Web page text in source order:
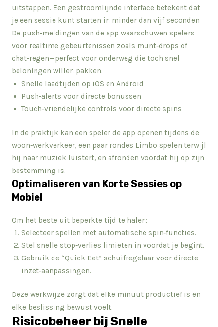
uitstappen. Een gestroomlijnde interface betekent dat
je een sessie kunt starten in minder dan vijf seconden.
De push‑meldingen van de app waarschuwen spelers
voor realtime gebeurtenissen zoals munt‑drops of
chat‑regen—perfect voor onderweg die toch snel
beloningen willen pakken.
Snelle laadtijden op iOS en Android
Push‑alerts voor directe bonussen
Touch‑vriendelijke controls voor directe spins
In de praktijk kan een speler de app openen tijdens de
woon‑werkverkeer, een paar rondes Limbo spelen terwijl
hij naar muziek luistert, en afronden voordat hij op zijn
bestemming is.
Optimaliseren van Korte Sessies op
Mobiel
Om het beste uit beperkte tijd te halen:
Selecteer spellen met automatische spin‑functies.
Stel snelle stop‑verlies limieten in voordat je begint.
Gebruik de “Quick Bet” schuifregelaar voor directe
inzet‑aanpassingen.
Deze werkwijze zorgt dat elke minuut productief is en
elke beslissing bewust voelt.
Risicobeheer bij Snelle